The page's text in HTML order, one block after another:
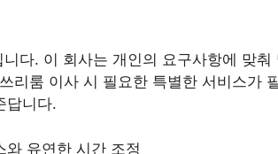
니다. 이 회사는 개인의 요구사항에 맞
리룸 이사 시 필요한 특별한 서비스가
답니다.
와 유연한 시간 조정